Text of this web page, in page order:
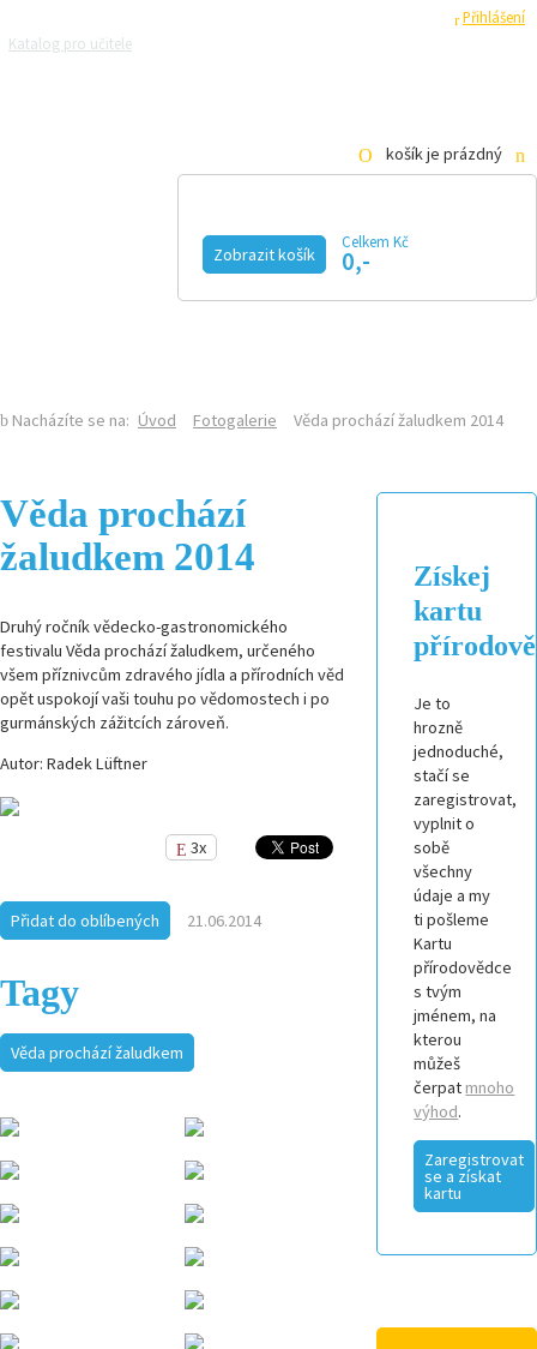
Přihlášení
Katalog pro učitele
košík je prázdný
Zobrazit košík
Celkem Kč
0,-
Nacházíte se na: Úvod Fotogalerie Věda prochází žaludkem 2014
Věda prochází
žaludkem 2014
Druhý ročník vědecko-gastronomického
festivalu Věda prochází žaludkem, určeného
všem příznivcům zdravého jídla a přírodních věd
opět uspokojí vaši touhu po vědomostech i po
gurmánských zážitcích zároveň.
Autor: Radek Lüftner
3x
Přidat do oblíbených 21.06.2014
Tagy
Věda prochází žaludkem
Získej
kartu
Je to
hrozně
jednoduché,
stačí se
zaregistrovat,
vyplnit o
sobě
všechny
údaje a my
ti pošleme
Kartu
přírodovědce
s tvým
jménem, na
kterou
můžeš
čerpat mnoho
výhod.
Zaregistrovat
se a získat
kartu